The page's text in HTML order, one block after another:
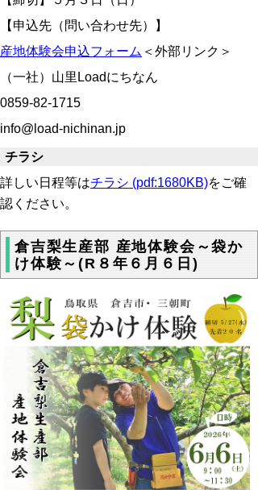
【申込先（問い合わせ先）】
産地体験会申込フォーム ＜外部リンク＞
（一社）山里Loadにちなん
0859-82-1715
info@load-nichinan.jp
チラシ
詳しい日程等はチラシ (pdf:1680KB)をご確
認ください。
倉吉梨生産部 産地体験会～袋か
け体験～(R８年６月６日)